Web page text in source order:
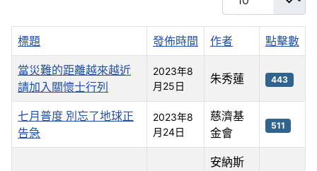
標題 發佈時間 作者 點擊數
當災難的距離越來越近
請加入關懷士行列
2023年8
月25日
朱秀蓮 443
七月普度 別忘了地球正
告急
2023年8
月24日
慈濟基
金會
511
安納斯